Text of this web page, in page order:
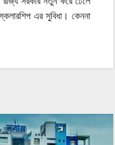
স্কলারশিপ এর সুবিধা। কেননা